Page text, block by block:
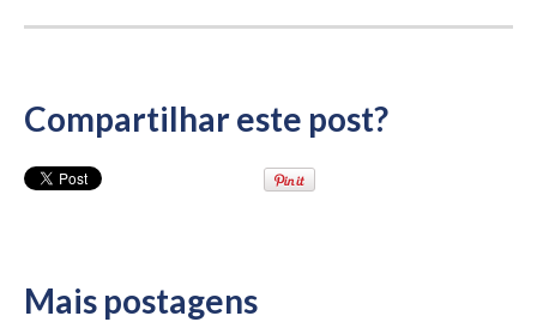
Compartilhar este post?
Mais postagens